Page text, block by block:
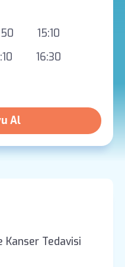
15:10
16:30
Al
Kanser Tedavisi